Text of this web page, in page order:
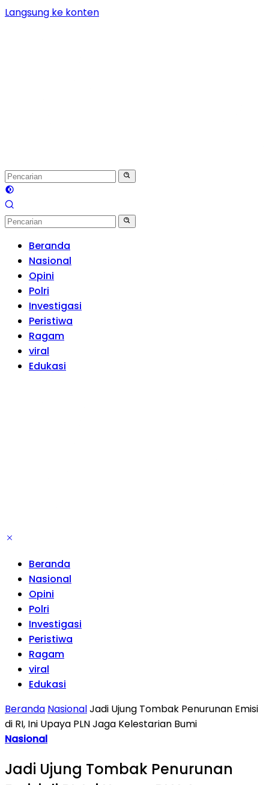
Langsung ke konten
Beranda
Nasional
Opini
Polri
Investigasi
Peristiwa
Ragam
viral
Edukasi
Beranda
Nasional
Opini
Polri
Investigasi
Peristiwa
Ragam
viral
Edukasi
Beranda NasionalJadi Ujung Tombak Penurunan Emisi
di RI, Ini Upaya PLN Jaga Kelestarian Bumi
Nasional
Jadi Ujung Tombak Penurunan